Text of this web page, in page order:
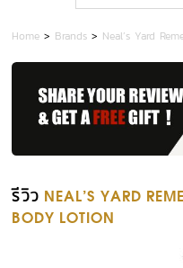
Home > Brands > Neal’s Yard
รีวิว NEAL’S YARD
BODY LOTION